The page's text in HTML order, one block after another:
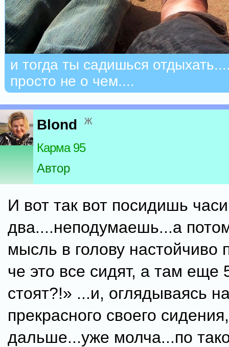
и тогда ты садишься
просто не о чем....
Blond ж
Карма 95
Автор
И вот так вот посидишь
два....неподумаешь...а
мысль в голову настойчиво
че это все сидят, а там еще
стоят?!» ...и, оглядываясь
прекрасного своего
дальше...уже молча...по